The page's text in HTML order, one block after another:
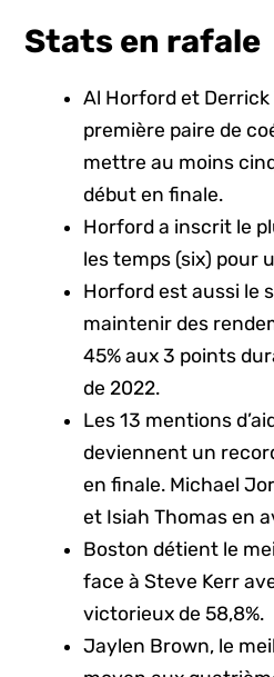
Stats en rafale
Al Horford et
première paire de
mettre au moins
début en finale.
Horford a inscrit le
les temps (six) pour
Horford est aussi le
maintenir des
45% aux 3 points
de 2022.
Les 13 mentions
deviennent un
en finale. Michael
et Isiah Thomas en
Boston détient le
face à Steve Kerr
victorieux de 58,8%.
Jaylen Brown, le